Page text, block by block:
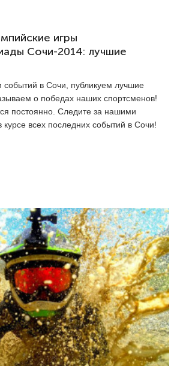
игры
Сочи-2014: лучшие
событий в Сочи, публикуем лучшие
о победах наших спортсменов!
постоянно. Следите за нашими
курсе всех последних событий в Сочи!